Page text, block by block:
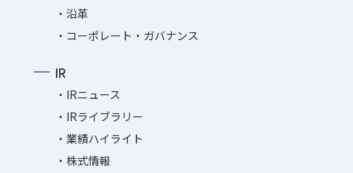
沿革
コーポレート・ガバナンス
IR
IRニュース
IRライブラリー
業績ハイライト
株式情報